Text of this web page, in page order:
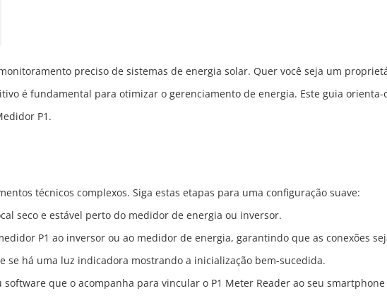
preciso de sistemas de energia solar. Quer você seja um
é fundamental para otimizar o gerenciamento de energia. Este guia
P1.
técnicos complexos. Siga estas etapas para uma configuração suave:
seco e estável perto do medidor de energia ou inversor.
P1 ao inversor ou ao medidor de energia, garantindo que as conexões
se há uma luz indicadora mostrando a inicialização bem-sucedida.
que o acompanha para vincular o P1 Meter Reader ao seu